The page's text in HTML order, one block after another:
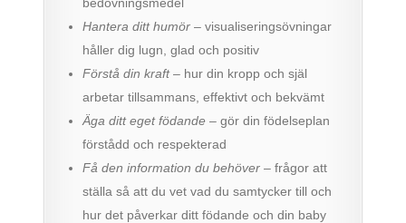
Hantera ditt humör– visualiseringsövningar
håller dig lugn, glad och positiv
Förstå din kraft– hur din kropp och själ
arbetar tillsammans, effektivt och bekvämt
Äga ditt eget födande– gör din födelseplan
förstådd och respekterad
Få den information du behöver– frågor att
ställa så att du vet vad du samtycker till och
hur det påverkar ditt födande och din baby